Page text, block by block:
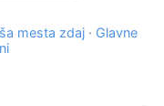
mesta zdaj · Glavne